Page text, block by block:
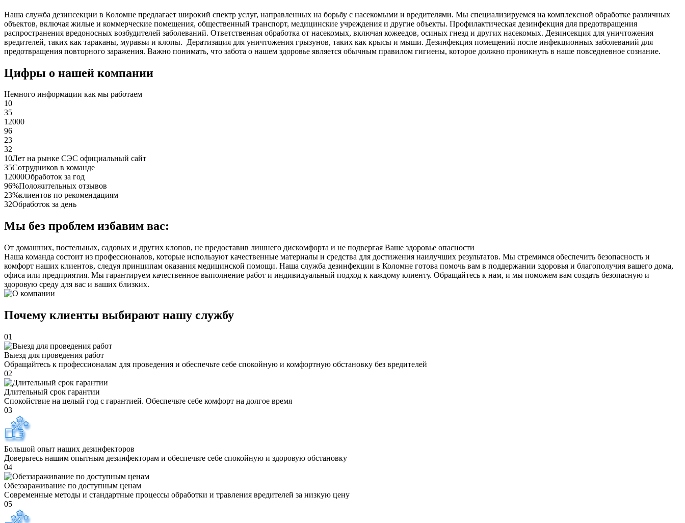
Наша служба дезинсекции в Коломне предлагает широкий спектр услуг, направленных на борьбу с насекомыми и вредителями. Мы специализируемся на комплексной обработке различных
объектов, включая жилые и коммерческие помещения, общественный транспорт, медицинские учреждения и другие объекты. Профилактическая дезинфекция для предотвращения
распространения вредоносных возбудителей заболеваний. Ответственная обработка от насекомых, включая кожеедов, осиных гнезд и других насекомых. Дезинсекция для уничтожения
вредителей, таких как тараканы, муравьи и клопы. Дератизация для уничтожения грызунов, таких как крысы и мыши. Дезинфекция помещений после инфекционных заболеваний для
предотвращения повторного заражения. Важно понимать, что забота о нашем здоровье является обычным правилом гигиены, которое должно проникнуть в наше повседневное сознание.
Цифры о нашей компании
Немного информации как мы работаем
10
35
12000
96
23
32
10Лет на рынке СЭС официальный сайт
35Сотрудников в команде
12000Обработок за год
96%Положительных отзывов
23%клиентов по рекомендациям
32Обработок за день
Мы без проблем избавим вас:
От домашних, постельных, садовых и других клопов, не предоставив лишнего дискомфорта и не подвергая Ваше здоровье опасности
Наша команда состоит из профессионалов, которые используют качественные материалы и средства для достижения наилучших результатов. Мы стремимся обеспечить безопасность и
комфорт наших клиентов, следуя принципам оказания медицинской помощи. Наша служба дезинфекции в Коломне готова помочь вам в поддержании здоровья и благополучия вашего дома,
офиса или предприятия. Мы гарантируем качественное выполнение работ и индивидуальный подход к каждому клиенту. Обращайтесь к нам, и мы поможем вам создать безопасную и
здоровую среду для вас и ваших близких.
Почему клиенты выбирают нашу службу
01
Выезд для проведения работ
Обращайтесь к профессионалам для проведения и обеспечьте себе спокойную и комфортную обстановку без вредителей
02
Длительный срок гарантии
Спокойствие на целый год с гарантией. Обеспечьте себе комфорт на долгое время
03
Большой опыт наших дезинфекторов
Доверьтесь нашим опытным дезинфекторам и обеспечьте себе спокойную и здоровую обстановку
04
Обеззараживание по доступным ценам
Современные методы и стандартные процессы обработки и травления вредителей за низкую цену
05